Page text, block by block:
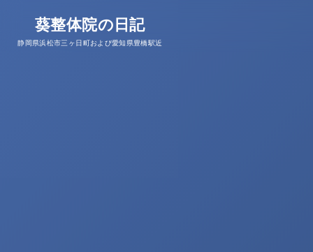
葵整体院の日記
静岡県浜松市三ヶ日町および愛知県豊橋駅近